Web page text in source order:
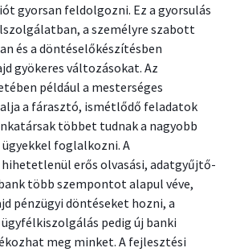
gyorsan feldolgozni. Ez a gyorsulás
a személyre szabott
és a döntéselőkészítésben
gyökeres változásokat. Az
például a mesterséges
a fárasztó, ismétlődő feladatok
többet tudnak a nagyobb
foglalkozni. A
erős olvasási, adatgyűjtő-
több szempontot alapul véve,
pénzügyi döntéseket hozni, a
pedig új banki
meg minket. A fejlesztési